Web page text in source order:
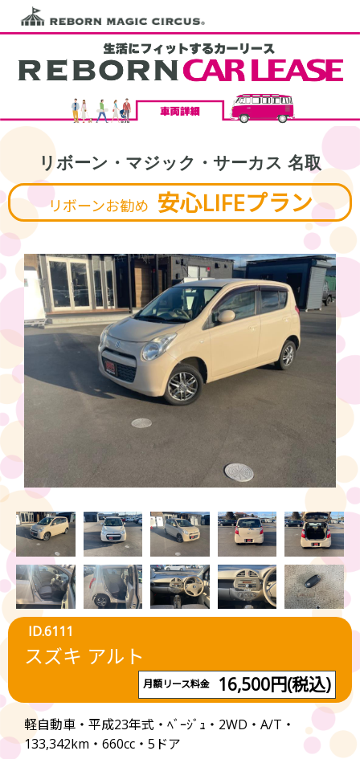
リボーン・マジック・サーカス 名取
リボーンお勧め 安心LIFEプラン
ID.6111
スズキ アルト
月額リース料金 16,500円(税込)
軽自動車・平成23年式・ﾍﾞｰｼﾞｭ・2WD・A/T・
133,342km・660cc・5ドア